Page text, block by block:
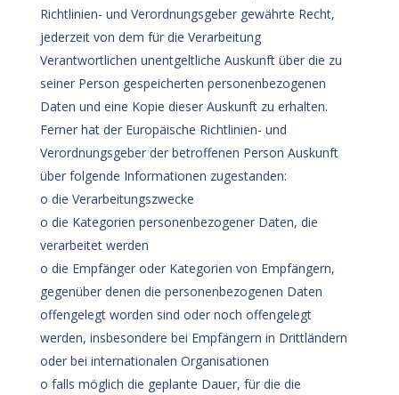
Richtlinien- und Verordnungsgeber gewährte Recht,
jederzeit von dem für die Verarbeitung
Verantwortlichen unentgeltliche Auskunft über die zu
seiner Person gespeicherten personenbezogenen
Daten und eine Kopie dieser Auskunft zu erhalten.
Ferner hat der Europäische Richtlinien- und
Verordnungsgeber der betroffenen Person Auskunft
über folgende Informationen zugestanden:
o die Verarbeitungszwecke
o die Kategorien personenbezogener Daten, die
verarbeitet werden
o die Empfänger oder Kategorien von Empfängern,
gegenüber denen die personenbezogenen Daten
offengelegt worden sind oder noch offengelegt
werden, insbesondere bei Empfängern in Drittländern
oder bei internationalen Organisationen
o falls möglich die geplante Dauer, für die die